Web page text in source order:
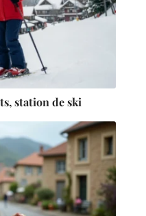
station de ski